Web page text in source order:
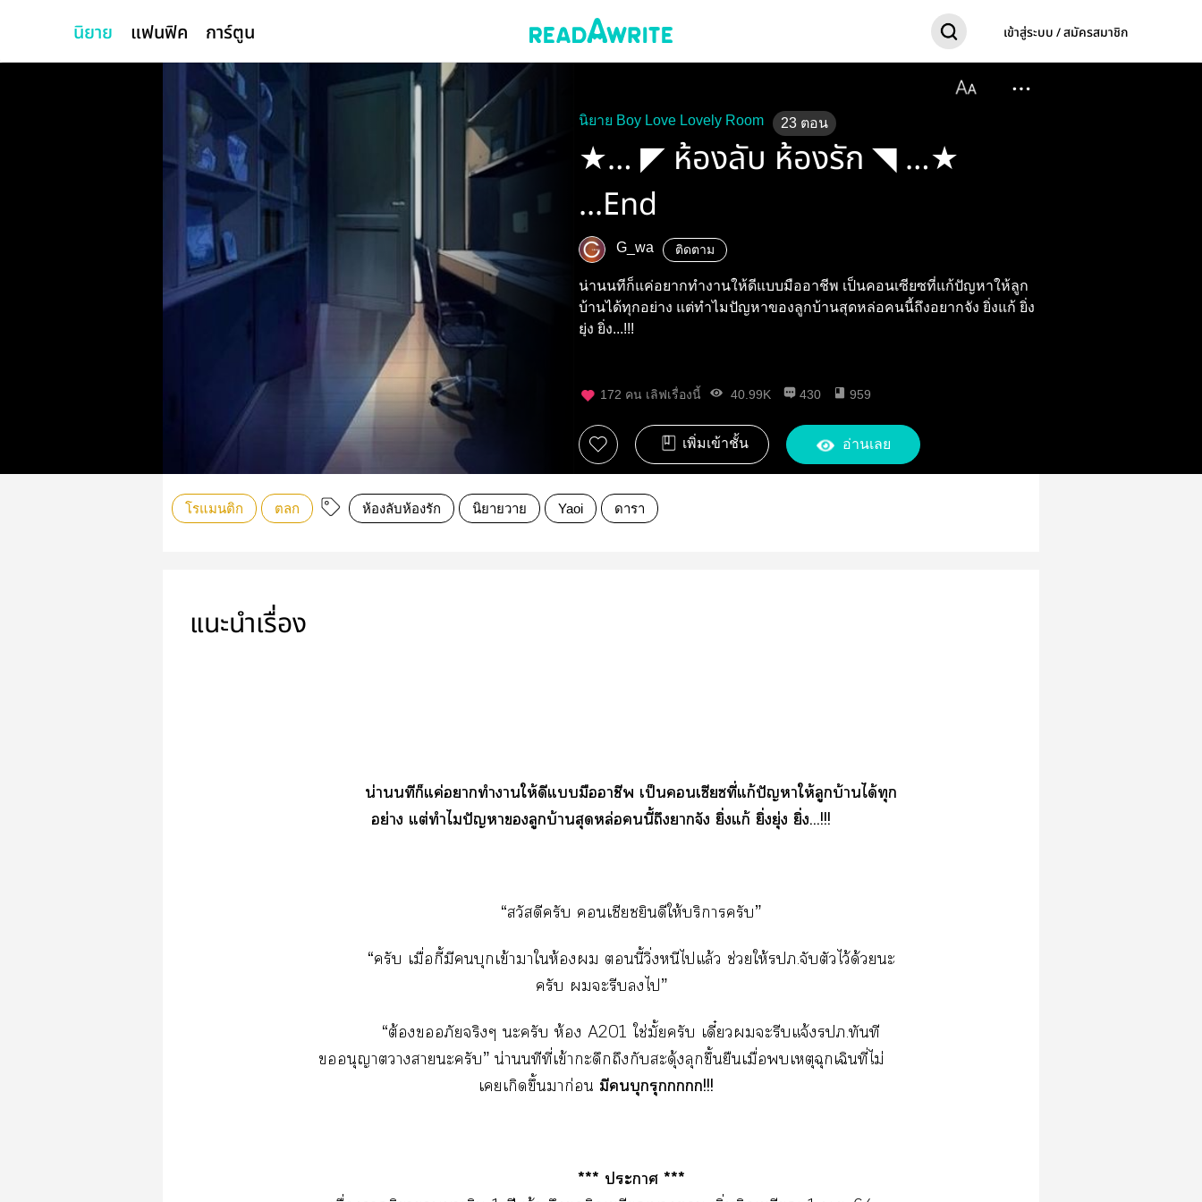
นิยาย แฟนฟิค การ์ตูน เข้าสู่ระบบ / สมัครสมาชิก
นิยาย Boy Love Lovely Room 23 ตอน
★… ◤ ห้องลับ ห้องรัก ◥ …★
...End
G_wa ติดตาม
น่านนทีก็แค่อยากทำงานให้ดีแบบมืออาชีพ เป็นคอนเซียซที่แก้ปัญหาให้ลูก
บ้านได้ทุกอย่าง แต่ทำไมปัญหาของลูกบ้านสุดหล่อคนนี้ถึงอยากจัง ยิ่งแก้ ยิ่ง
ยุ่ง ยิ่ง...!!!
172 คน เลิฟเรื่องนี้ 40.99K 430 959
เพิ่มเข้าชั้น อ่านเลย
โรแมนติก ตลก ห้องลับห้องรัก นิยายวาย Yaoi ดารา
แนะนำเรื่อง
น่านนทีก็แค่าทำาให้ดีแมือาชีพ เป็นเซียซที่แก้ปัญหาให้ลูกบ้านได้ทุก
อย่าง แต่ทำไมปัญหาลูกบ้านสุดหล่อนี้ถึงาจัง ยิ่งแก้ ยิ่งยุ่ง ยิ่ง...!!!
“สวัสดีครับ เซียซยินดีให้บริการครับ”
“ครับ เมื่อกี้มีบุกเข้าาให้อง นี้วิ่งหนีไแล้ว ช่วยให้รปภ.จับตัวไว้ด้วยะ
ครับ ะรีบไ”
“ต้องอภัยจริงๆ ะครับ ห้อง A201 ใช่มั้ยครับ เดี๋ยวะรีบแจ้งรปภ.ทันที
อนุญาตาาะครับ” น่านนทีที่เข้าะดึกถึงกับสะดุ้งลุกขึ้นยืนเมื่อเหตุฉุกเฉินที่ไม่
เเกิดขึ้นมาก่อน มีบุกรุก!!!
*** ะา ***